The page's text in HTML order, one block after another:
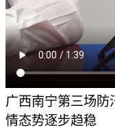
广西南宁第三场防
情态势逐步趋稳